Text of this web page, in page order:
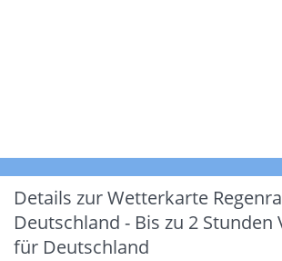
Details zur Wetterkarte
Deutschland - Bis zu 2 Stunden
für Deutschland